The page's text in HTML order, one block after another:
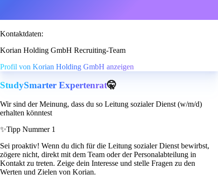
Kontaktdaten:
Korian Holding GmbH Recruiting-Team
Profil von Korian Holding GmbH anzeigen
StudySmarter Expertenrat🤫
Wir sind der Meinung, dass du so Leitung sozialer Dienst (w/m/d)
erhalten könntest
✨Tipp Nummer 1
Sei proaktiv! Wenn du dich für die Leitung sozialer Dienst bewirbst,
zögere nicht, direkt mit dem Team oder der Personalabteilung in
Kontakt zu treten. Zeige dein Interesse und stelle Fragen zu den
Werten und Zielen von Korian.